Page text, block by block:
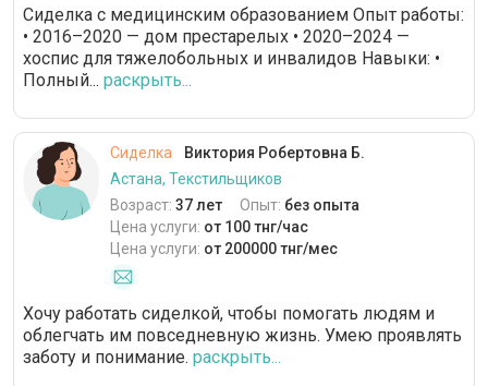
Сиделка с медицинским образованием Опыт работы:
• 2016–2020 — дом престарелых • 2020–2024 —
хоспис для тяжелобольных и инвалидов Навыки: •
Полный... раскрыть...
Сиделка
Виктория Робертовна Б.
Астана, Текстильщиков
Возраст: 37 лет Опыт: без опыта
Цена услуги: от 100 тнг/час
Цена услуги: от 200000 тнг/мес
Хочу работать сиделкой, чтобы помогать людям и
облегчать им повседневную жизнь. Умею проявлять
заботу и понимание. раскрыть...